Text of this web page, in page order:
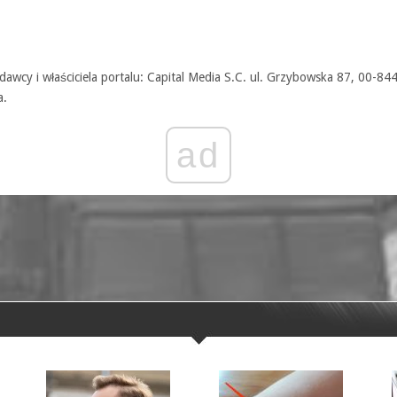
i właściciela portalu: Capital Media S.C. ul. Grzybowska 87, 00-844
ad